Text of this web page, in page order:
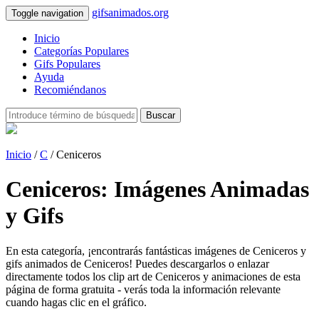
Toggle navigation gifsanimados.org
Inicio
Categorías Populares
Gifs Populares
Ayuda
Recomiéndanos
Buscar
Inicio /C / Ceniceros
Ceniceros: Imágenes Animadas
y Gifs
En esta categoría, ¡encontrarás fantásticas imágenes de Ceniceros y
gifs animados de Ceniceros! Puedes descargarlos o enlazar
directamente todos los clip art de Ceniceros y animaciones de esta
página de forma gratuita - verás toda la información relevante
cuando hagas clic en el gráfico.